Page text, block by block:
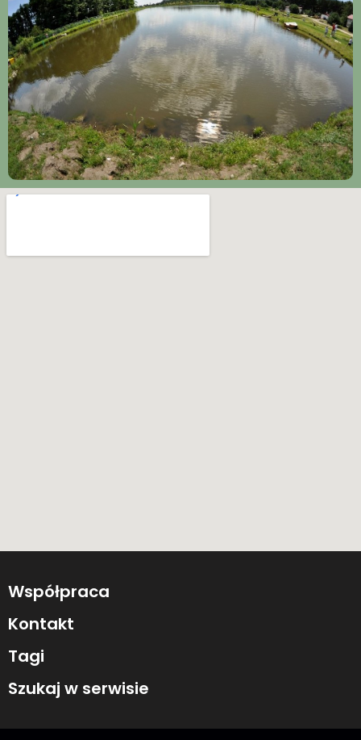
Współpraca
Kontakt
Tagi
Szukaj w serwisie